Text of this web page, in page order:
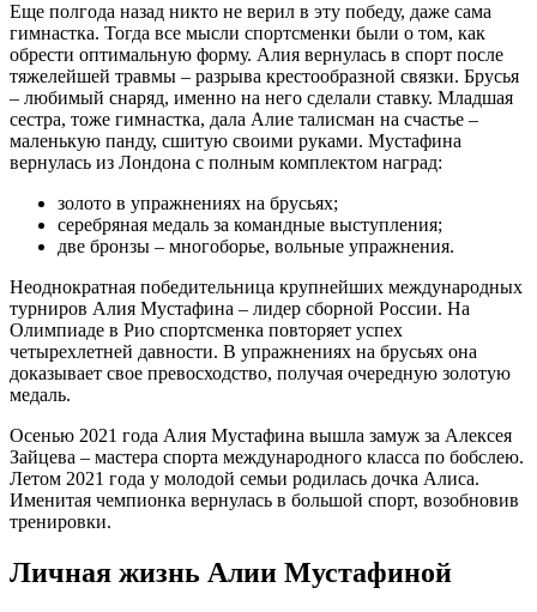
Еще полгода назад никто не верил в эту победу, даже сама
гимнастка. Тогда все мысли спортсменки были о том, как
обрести оптимальную форму. Алия вернулась в спорт после
тяжелейшей травмы – разрыва крестообразной связки. Брусья
– любимый снаряд, именно на него сделали ставку. Младшая
сестра, тоже гимнастка, дала Алие талисман на счастье –
маленькую панду, сшитую своими руками. Мустафина
вернулась из Лондона с полным комплектом наград:
золото в упражнениях на брусьях;
серебряная медаль за командные выступления;
две бронзы – многоборье, вольные упражнения.
Неоднократная победительница крупнейших международных
турниров Алия Мустафина – лидер сборной России. На
Олимпиаде в Рио спортсменка повторяет успех
четырехлетней давности. В упражнениях на брусьях она
доказывает свое превосходство, получая очередную золотую
медаль.
Осенью 2021 года Алия Мустафина вышла замуж за Алексея
Зайцева – мастера спорта международного класса по бобслею.
Летом 2021 года у молодой семьи родилась дочка Алиса.
Именитая чемпионка вернулась в большой спорт, возобновив
тренировки.
Личная жизнь Алии Мустафиной